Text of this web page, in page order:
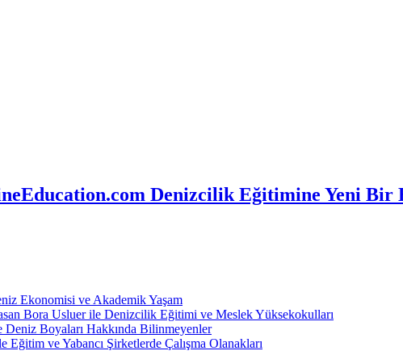
Denizcilik Eğitimine Yeni Bir
Ekonomisi ve Akademik Yaşam
Bora Usluer ile Denizcilik Eğitimi ve Meslek Yüksekokulları
Deniz Boyaları Hakkında Bilinmeyenler
Eğitim ve Yabancı Şirketlerde Çalışma Olanakları